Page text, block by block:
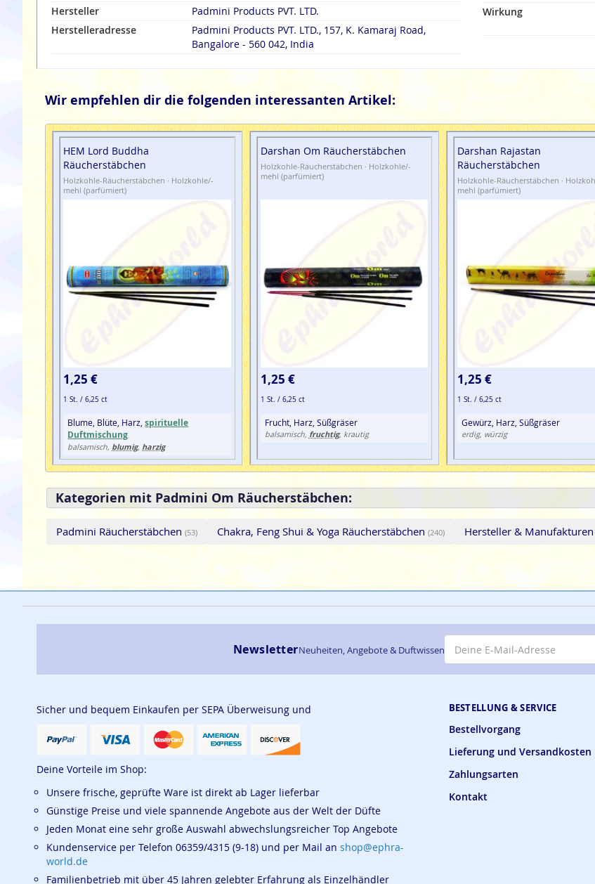
Hersteller
Padmini Products PVT. LTD.
Herstelleradresse
Padmini Products PVT. LTD., 157, K. Kamaraj Road,
Bangalore - 560 042, India
Wirkung
Wir empfehlen dir die folgenden interessanten Artikel:
HEM Lord Buddha
Räucherstäbchen
Holzkohle-Räucherstäbchen · Holzkohle/-
mehl (parfümiert)
1,25 €
1 St. / 6,25 ct
Blume, Blüte, Harz,spirituelle
Duftmischung
balsamisch, blumig, harzig
Darshan Om Räucherstäbchen
Holzkohle-Räucherstäbchen · Holzkohle/-
mehl (parfümiert)
1,25 €
1 St. / 6,25 ct
Frucht, Harz, Süßgräser
balsamisch, fruchtig, krautig
Darshan Rajastan
Räucherstäbchen
Holzkohle-Räucherstäbchen ·
mehl (parfümiert)
1,25 €
1 St. / 6,25 ct
Gewürz, Harz, Süßgräser
erdig, würzig
Kategorien mit Padmini Om Räucherstäbchen:
Padmini Räucherstäbchen (53) Chakra, Feng Shui & Yoga Räucherstäbchen (240) Hersteller & Manufakturen
BESTELLUNG & SERVICE
Bestellvorgang
Lieferung und Versandkosten
Zahlungsarten
Kontakt
NewsletterNeuheiten, Angebote & Duftwissen
Sicher und bequem Einkaufen per SEPA Überweisung und
Deine Vorteile im Shop:
Unsere frische, geprüfte Ware ist direkt ab Lager lieferbar
Günstige Preise und viele spannende Angebote aus der Welt der Düfte
Jeden Monat eine sehr große Auswahl abwechslungsreicher Top Angebote
Kundenservice per Telefon 06359/4315 (9-18) und per Mail an shop@ephra-
world.de
Familienbetrieb mit über 45 Jahren gelebter Erfahrung als Einzelhändler